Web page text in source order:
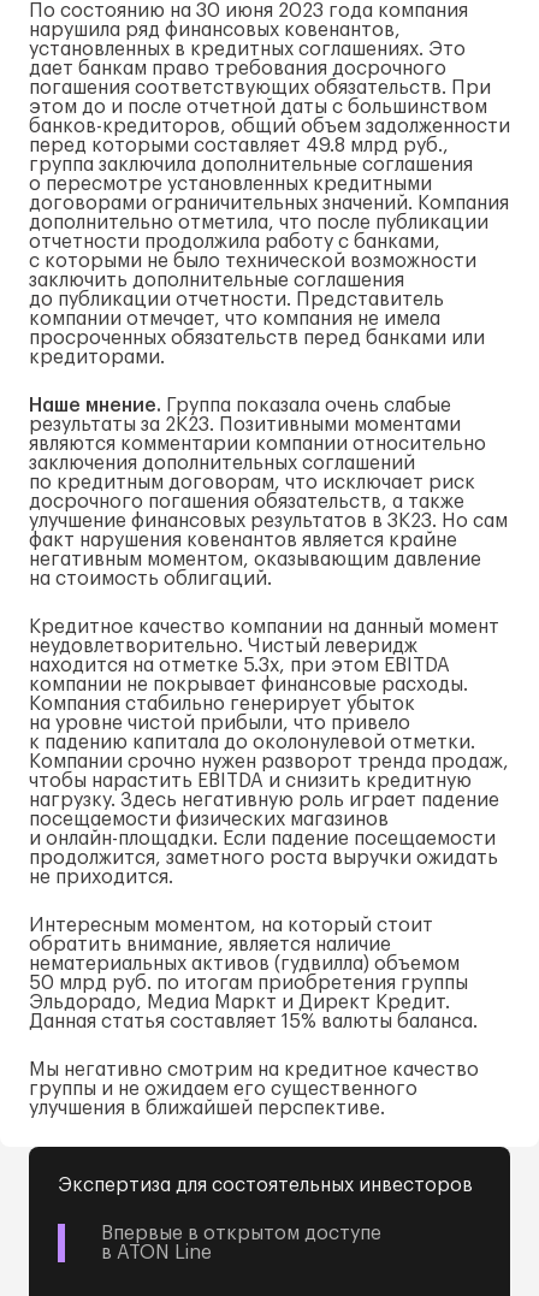
По состоянию на 30 июня 2023 года компания
нарушила ряд финансовых ковенантов,
установленных в кредитных соглашениях. Это
дает банкам право требования досрочного
погашения соответствующих обязательств. При
этом до и после отчетной даты с большинством
банков-кредиторов, общий объем задолженности
перед которыми составляет 49.8 млрд руб.,
группа заключила дополнительные соглашения
о пересмотре установленных кредитными
договорами ограничительных значений. Компания
дополнительно отметила, что после публикации
отчетности продолжила работу с банками,
с которыми не было технической возможности
заключить дополнительные соглашения
до публикации отчетности. Представитель
компании отмечает, что компания не имела
просроченных обязательств перед банками или
кредиторами.
Наше мнение. Группа показала очень слабые
результаты за 2К23. Позитивными моментами
являются комментарии компании относительно
заключения дополнительных соглашений
по кредитным договорам, что исключает риск
досрочного погашения обязательств, а также
улучшение финансовых результатов в 3К23. Но сам
факт нарушения ковенантов является крайне
негативным моментом, оказывающим давление
на стоимость облигаций.
Кредитное качество компании на данный момент
неудовлетворительно. Чистый леверидж
находится на отметке 5.3х, при этом EBITDA
компании не покрывает финансовые расходы.
Компания стабильно генерирует убыток
на уровне чистой прибыли, что привело
к падению капитала до околонулевой отметки.
Компании срочно нужен разворот тренда продаж,
чтобы нарастить EBITDA и снизить кредитную
нагрузку. Здесь негативную роль играет падение
посещаемости физических магазинов
и онлайн-площадки. Если падение посещаемости
продолжится, заметного роста выручки ожидать
не приходится.
Интересным моментом, на который стоит
обратить внимание, является наличие
нематериальных активов (гудвилла) объемом
50 млрд руб. по итогам приобретения группы
Эльдорадо, Медиа Маркт и Директ Кредит.
Данная статья составляет 15% валюты баланса.
Мы негативно смотрим на кредитное качество
группы и не ожидаем его существенного
улучшения в ближайшей перспективе.
Экспертиза для состоятельных инвесторов
Впервые в открытом доступе
в ATON Line